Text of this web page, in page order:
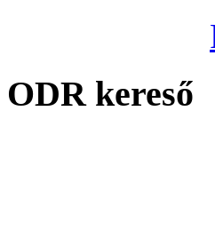
ODR kereső